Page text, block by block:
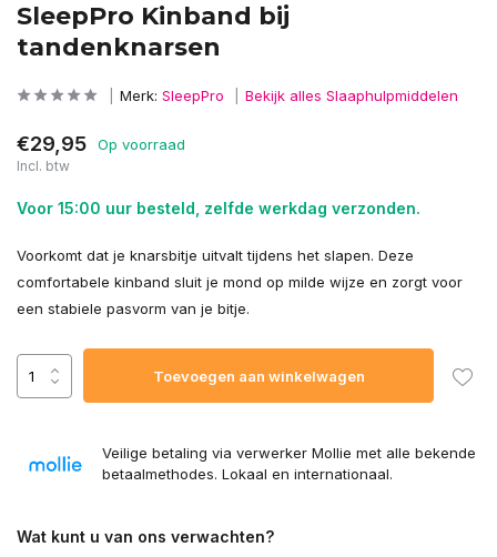
SleepPro Kinband bij
tandenknarsen
Merk: SleepPro Bekijk alles Slaaphulpmiddelen
€29,95 Op voorraad
Incl. btw
Voor 15:00 uur besteld, zelfde werkdag verzonden.
Voorkomt dat je knarsbitje uitvalt tijdens het slapen. Deze
comfortabele kinband sluit je mond op milde wijze en zorgt voor
een stabiele pasvorm van je bitje.
Toevoegen aan winkelwagen
Veilige betaling via verwerker Mollie met alle bekende
betaalmethodes. Lokaal en internationaal.
Wat kunt u van ons verwachten?